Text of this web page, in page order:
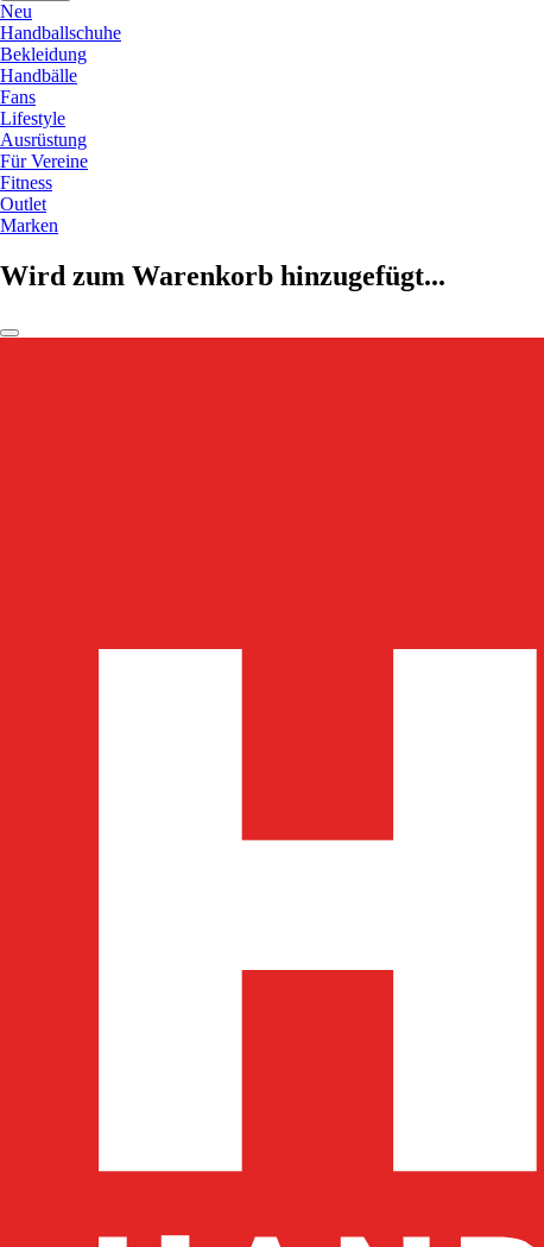
Neu
Handballschuhe
Bekleidung
Handbälle
Fans
Lifestyle
Ausrüstung
Für Vereine
Fitness
Outlet
Marken
Wird zum Warenkorb hinzugefügt...